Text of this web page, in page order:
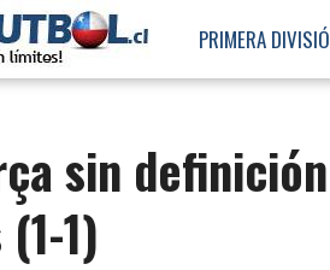
PRIMERA
sin
1)